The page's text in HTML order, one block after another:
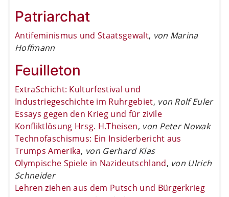
Patriarchat
Antifeminismus und Staatsgewalt, von Marina
Hoffmann
Feuilleton
ExtraSchicht: Kulturfestival und
Industriegeschichte im Ruhrgebiet, von Rolf Euler
Essays gegen den Krieg und für zivile
Konfliktlösung Hrsg. H.Theisen, von Peter Nowak
Technofaschismus: Ein Insiderbericht aus
Trumps Amerika, von Gerhard Klas
Olympische Spiele in Nazideutschland, von Ulrich
Schneider
Lehren ziehen aus dem Putsch und Bürgerkrieg